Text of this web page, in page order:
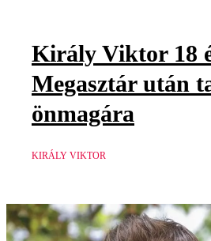
Király Viktor 18
Megasztár után
önmagára
KIRÁLY VIKTOR